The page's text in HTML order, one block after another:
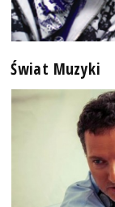
Świat Muzyki